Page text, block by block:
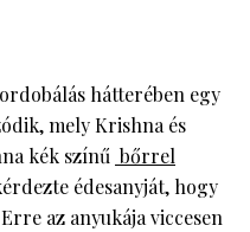
hátterében egy
mely Krishna és
kék színű bőrrel
édesanyját, hogy
az anyukája viccesen